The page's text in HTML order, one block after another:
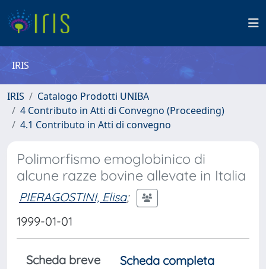
IRIS
IRIS
Catalogo Prodotti UNIBA
4 Contributo in Atti di Convegno (Proceeding)
4.1 Contributo in Atti di convegno
Polimorfismo emoglobinico di
alcune razze bovine allevate in Italia
PIERAGOSTINI, Elisa;
1999-01-01
Scheda breve
Scheda completa